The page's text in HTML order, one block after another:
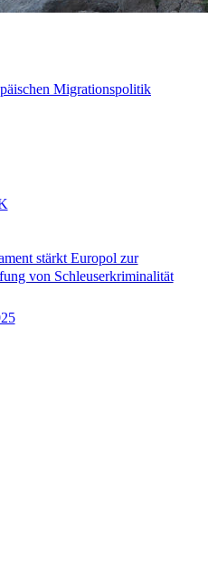
Migrationspolitik
stärkt Europol zur
von Schleuserkriminalität